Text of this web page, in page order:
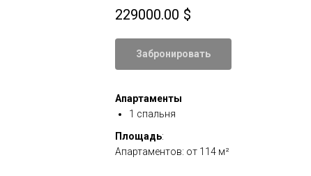
229000.00 $
Забронировать
Апартаменты
1 спальня
Площадь:
Апартаментов: от 114 м²